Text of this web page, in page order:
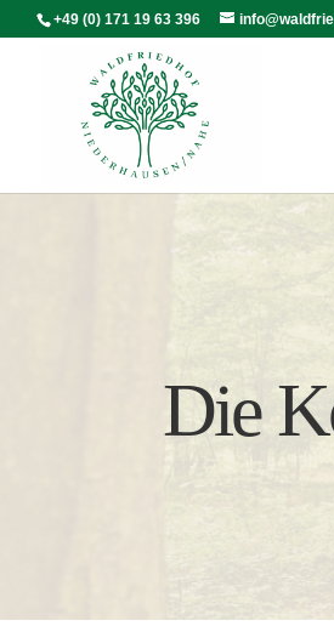
+49 (0) 171 19 63 396
Die